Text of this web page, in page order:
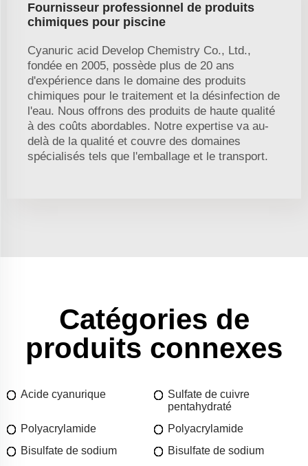
Fournisseur professionnel de produits
chimiques pour piscine
Cyanuric acid Develop Chemistry Co., Ltd.,
fondée en 2005, possède plus de 20 ans
d'expérience dans le domaine des produits
chimiques pour le traitement et la désinfection de
l'eau. Nous offrons des produits de haute qualité
à des coûts abordables. Notre expertise va au-
delà de la qualité et couvre des domaines
spécialisés tels que l'emballage et le transport.
Catégories de
produits connexes
Acide cyanurique
Sulfate de cuivre
pentahydraté
Polyacrylamide
Polyacrylamide
Bisulfate de sodium
Bisulfate de sodium